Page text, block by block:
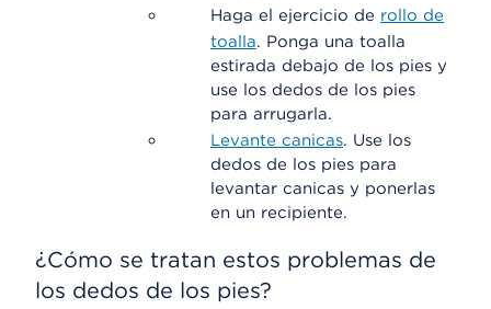
Haga el ejercicio de rollo de
toalla. Ponga una toalla
estirada debajo de los pies y
use los dedos de los pies
para arrugarla.
Levante canicas. Use los
dedos de los pies para
levantar canicas y ponerlas
en un recipiente.
¿Cómo se tratan estos problemas de
los dedos de los pies?